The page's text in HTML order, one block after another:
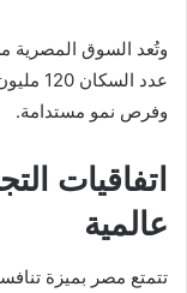
وتُعد السوق المصرية
عدد
وفرص نمو مستدامة.
اتفاقيات
عالمية
تتمتع مصر بميزة